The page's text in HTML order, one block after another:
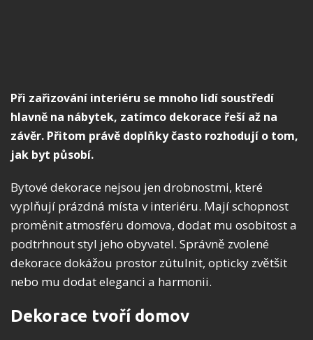
Při zařizování interiéru se mnoho lidí soustředí
hlavně na nábytek, zatímco dekorace řeší až na
závěr. Přitom právě doplňky často rozhodují o tom,
jak byt působí.
Bytové dekorace nejsou jen drobnostmi, které
vyplňují prázdná místa v interiéru. Mají schopnost
proměnit atmosféru domova, dodat mu osobitost a
podtrhnout styl jeho obyvatel. Správně zvolené
dekorace dokážou prostor zútulnit, opticky zvětšit
nebo mu dodat eleganci a harmonii.
Dekorace tvoří domov